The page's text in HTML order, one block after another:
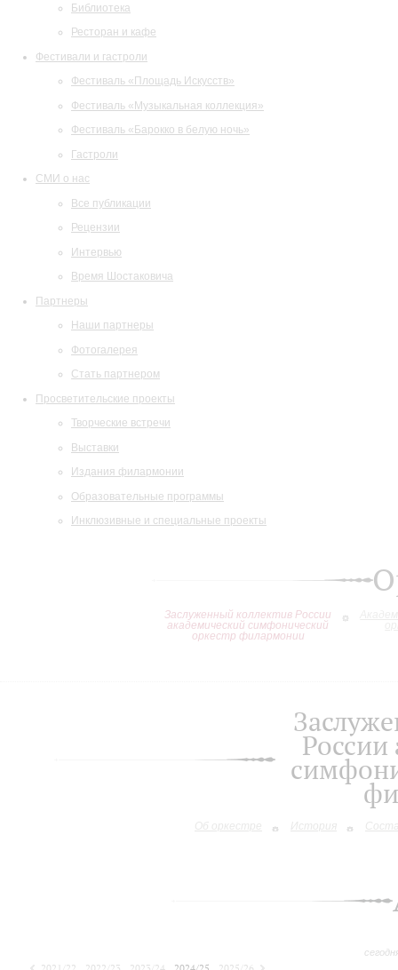
Библиотека
Ресторан и кафе
Фестивали и гастроли
Фестиваль «Площадь Искусств»
Фестиваль «Музыкальная коллекция»
Фестиваль «Барокко в белую ночь»
Гастроли
СМИ о нас
Все публикации
Рецензии
Интервью
Время Шостаковича
Партнеры
Наши партнеры
Фотогалерея
Стать партнером
Просветительские проекты
Творческие встречи
Выставки
Издания филармонии
Образовательные программы
Инклюзивные и специальные проекты
Заслуженный коллектив России
академический симфонический
оркестр филармонии
Об оркестре История